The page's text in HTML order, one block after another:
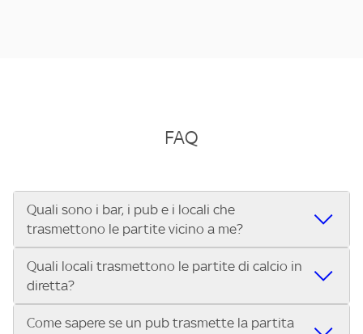
FAQ
Quali sono i bar, i pub e i locali che
trasmettono le partite vicino a me?
Se cerchi un bar, pub, ristorante o locale vicino a te per
vedere le partite di Serie A ENILIVE, la Serie C Sky Wifi, la
UEFA Champions League, la UEFA Europa League, la UEFA
Conference League, il Tennis, la Formula 1®, la MotoGP™ e
Quali locali trasmettono le partite di calcio in
diretta?
Vuoi sapere quali bar, pub o ristoranti mostrano le partite
Come sapere se un pub trasmette la partita